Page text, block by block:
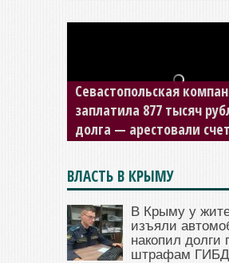
Севастопольская
заплатила 877 тысяч
долга — арестовали
ВЛАСТЬ В КРЫМУ
В Крыму у
изъяли
накопил долги
штрафам